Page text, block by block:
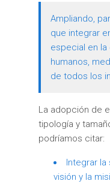
Ampliando,
que integrar
especial en
humanos,
de todos los
La adopción de
tipología y
podríamos citar:
Integrar
visión y la